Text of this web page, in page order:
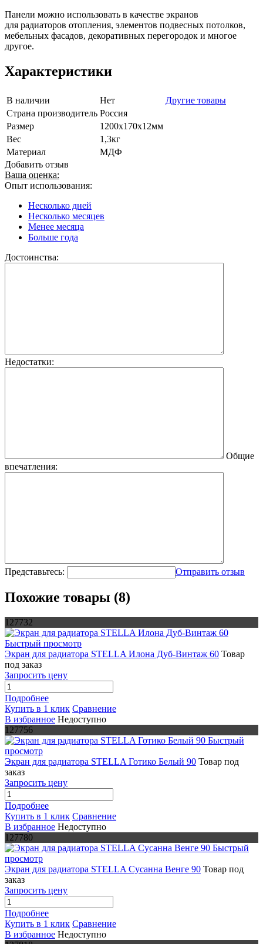
Панели можно использовать в качестве экранов
для радиаторов отопления, элeментов подвеcных потолков,
мебельных фасадов, декоративных перегородок и многое
другое.
Характеристики
В наличии Нет
Другие товары
Страна производитель Россия
Размер
1200х170х12мм
Вес
1,3кг
Материал
МДФ
Добавить отзыв
Ваша оценка:
Опыт использования:
Несколько дней
Несколько месяцев
Менее месяца
Больше года
Достоинства:
Недостатки:
Общие
впечатления:
Представьтесь: Отправить отзыв
Похожие товары (8)
127732
Быстрый просмотр
Экран для радиатора STELLA Илона Дуб-Винтаж 60 Товар
под заказ
Запросить цену
Подробнее
Купить в 1 клик Сравнение
В избранное Недоступно
127756
Быстрый
просмотр
Экран для радиатора STELLA Готико Белый 90 Товар под
заказ
Запросить цену
Подробнее
Купить в 1 клик Сравнение
В избранное Недоступно
127780
Быстрый
просмотр
Экран для радиатора STELLA Сусанна Венге 90 Товар под
заказ
Запросить цену
Подробнее
Купить в 1 клик Сравнение
В избранное Недоступно